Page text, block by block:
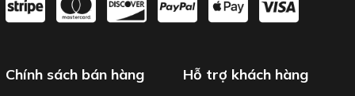
Chính sách bán hàng Hỗ trợ khách hàng